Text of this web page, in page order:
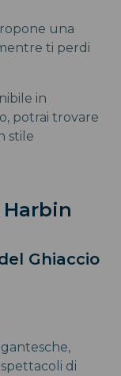
una
ti perdi
in
potrai trovare
stile
Ghiaccio
di